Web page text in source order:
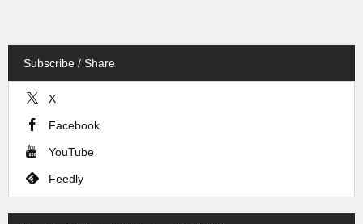
Subscribe / Share
X
Facebook
YouTube
Feedly